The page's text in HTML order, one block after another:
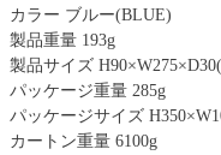
カラー ブルー(BLUE)
製品重量 193g
製品サイズ
パッケージ重量 285g
パッケージサイズ
カートン重量 6100g